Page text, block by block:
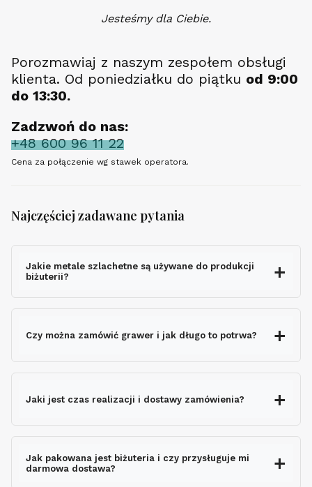
Jesteśmy dla Ciebie.
Porozmawiaj z naszym zespołem obsługi
klienta. Od poniedziałku do piątku od 9:00
do 13:30.
Zadzwoń do nas:
+48 600 96 11 22
Cena za połączenie wg stawek operatora.
Najczęściej zadawane pytania
Jakie metale szlachetne są używane do produkcji
biżuterii?
Czy można zamówić grawer i jak długo to potrwa?
grawerem gratis
wysyłki
Jaki jest czas realizacji i dostawy zamówienia?
Jak pakowana jest biżuteria i czy przysługuje mi
darmowa dostawa?